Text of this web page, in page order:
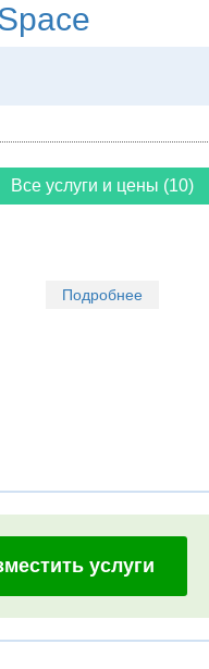
Все услуги и цены (10)
Подробнее
услуги